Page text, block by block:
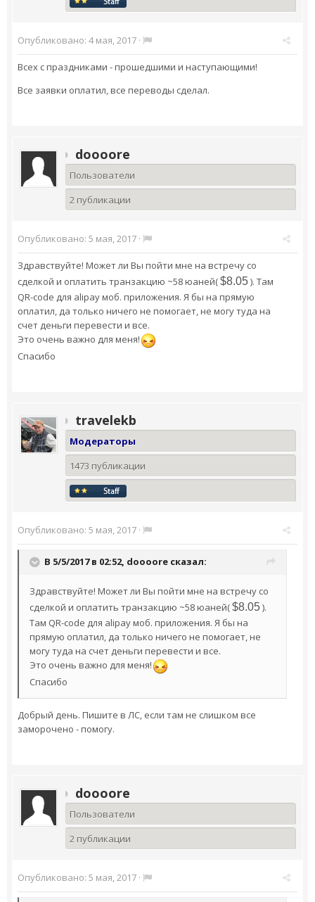
Опубликовано: 4 мая, 2017 ·
Всех с праздниками - прошедшими и наступающими!
Все заявки оплатил, все переводы сделал.
doooore
Пользователи
2 публикации
Опубликовано: 5 мая, 2017 ·
Здравствуйте! Может ли Вы пойти мне на встречу со
сделкой и оплатить транзакцию ~58 юаней($8.05). Там
QR-code для alipay моб. приложения. Я бы на прямую
оплатил, да только ничего не помогает, не могу туда на
счет деньги перевести и все.
Это очень важно для меня!
Спасибо
travelekb
Модераторы
1473 публикации
Опубликовано: 5 мая, 2017 ·
В 5/5/2017 в 02:52, doooore сказал:
Здравствуйте! Может ли Вы пойти мне на встречу со
сделкой и оплатить транзакцию ~58 юаней($8.05).
Там QR-code для alipay моб. приложения. Я бы на
прямую оплатил, да только ничего не помогает, не
могу туда на счет деньги перевести и все.
Это очень важно для меня!
Спасибо
Добрый день. Пишите в ЛС, если там не слишком все
заморочено - помогу.
doooore
Пользователи
2 публикации
Опубликовано: 5 мая, 2017 ·